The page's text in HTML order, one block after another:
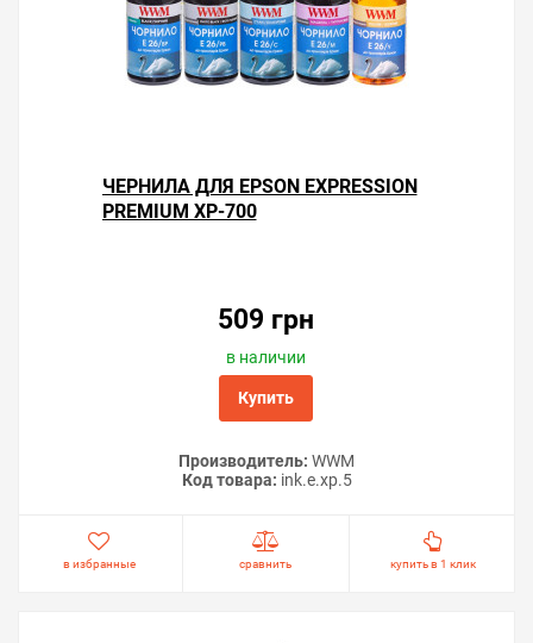
ЧЕРНИЛА ДЛЯ EPSON EXPRESSION
PREMIUM XP-700
509 грн
в наличии
Купить
Производитель: WWM
Код товара: ink.e.xp.5
в избранные сравнить купить в 1 клик